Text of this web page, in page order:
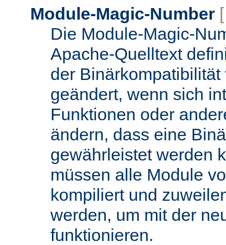
Module-Magic-Number
Die Module-Magic-
Apache-Quelltext
der
geändert, wenn sich
Funktionen oder
ändern, dass eine
gewährleistet werden
müssen alle Module
kompiliert und
werden, um mit der
funktionieren.